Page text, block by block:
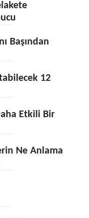
Başından
12
Etkili Bir
Ne Anlama